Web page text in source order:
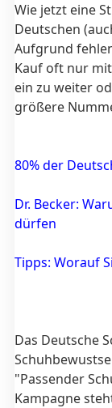
Wie jetzt eine
Deutschen
Aufgrund
Kauf oft nur
ein zu weiter
größere
80% der
Dr. Becker:
dürfen
Tipps: Worauf
Das Deutsche
"Passender
Kampagne